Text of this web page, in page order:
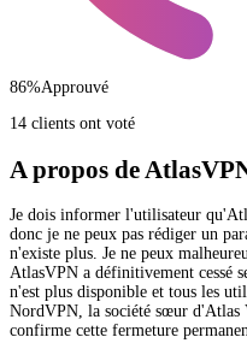
86%Approuvé
14 clients ont voté
A propos de
Je dois informer l'utilisateur
donc je ne peux pas rédiger un
n'existe plus. Je ne peux
AtlasVPN a définitivement cessé
n'est plus disponible et tous les
NordVPN, la société sœur
confirme cette fermeture